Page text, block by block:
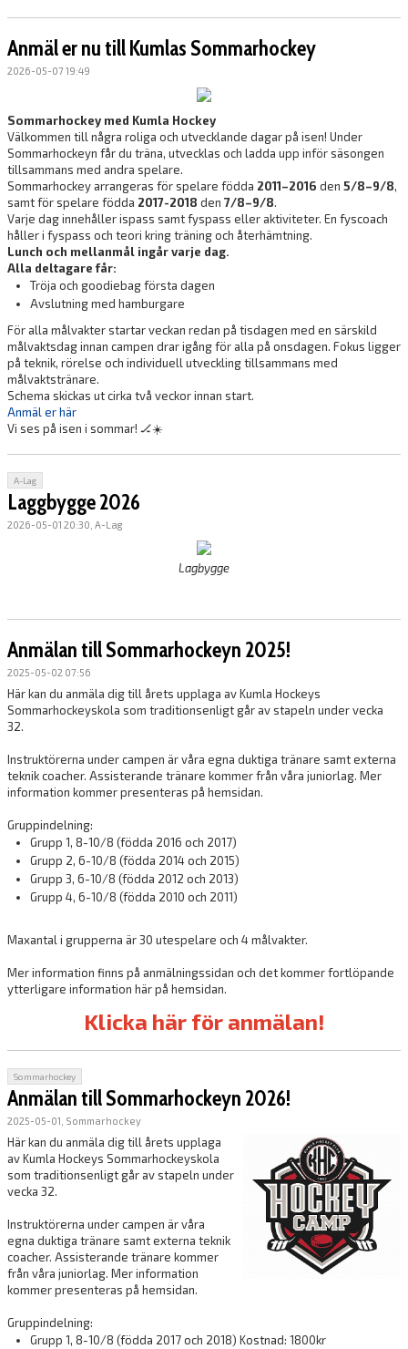
Anmäl er nu till Kumlas Sommarhockey
2026-05-07 19:49
Sommarhockey med Kumla Hockey
Välkommen till några roliga och utvecklande dagar på isen! Under
Sommarhockeyn får du träna, utvecklas och ladda upp inför säsongen
tillsammans med andra spelare.
Sommarhockey arrangeras för spelare födda 2011–2016 den 5/8–9/8,
samt för spelare födda 2017-2018 den 7/8–9/8.
Varje dag innehåller ispass samt fyspass eller aktiviteter. En fyscoach
håller i fyspass och teori kring träning och återhämtning.
Lunch och mellanmål ingår varje dag.
Alla deltagare får:
Tröja och goodiebag första dagen
Avslutning med hamburgare
För alla målvakter startar veckan redan på tisdagen med en särskild
målvaktsdag innan campen drar igång för alla på onsdagen. Fokus ligger
på teknik, rörelse och individuell utveckling tillsammans med
målvaktstränare.
Schema skickas ut cirka två veckor innan start.
Anmäl er här
Vi ses på isen i sommar! 🏒☀️
A-Lag
Laggbygge 2026
2026-05-01 20:30, A-Lag
Lagbygge
Anmälan till Sommarhockeyn 2025!
2025-05-02 07:56
Här kan du anmäla dig till årets upplaga av Kumla Hockeys
Sommarhockeyskola som traditionsenligt går av stapeln under vecka
32.
Instruktörerna under campen är våra egna duktiga tränare samt externa
teknik coacher. Assisterande tränare kommer från våra juniorlag. Mer
information kommer presenteras på hemsidan.
Gruppindelning:
Grupp 1, 8-10/8 (födda 2016 och 2017)
Grupp 2, 6-10/8 (födda 2014 och 2015)
Grupp 3, 6-10/8 (födda 2012 och 2013)
Grupp 4, 6-10/8 (födda 2010 och 2011)
Maxantal i grupperna är 30 utespelare och 4 målvakter.
Mer information finns på anmälningssidan och det kommer fortlöpande
ytterligare information här på hemsidan.
Klicka här för anmälan!
Sommarhockey
Anmälan till Sommarhockeyn 2026!
2025-05-01, Sommarhockey
Här kan du anmäla dig till årets upplaga
av Kumla Hockeys Sommarhockeyskola
som traditionsenligt går av stapeln under
vecka 32.
Instruktörerna under campen är våra
egna duktiga tränare samt externa teknik
coacher. Assisterande tränare kommer
från våra juniorlag. Mer information
kommer presenteras på hemsidan.
Gruppindelning:
Grupp 1, 8-10/8 (födda 2017 och 2018) Kostnad: 1800kr